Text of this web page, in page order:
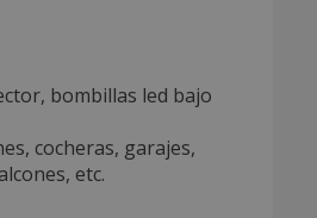
bombillas led bajo
cocheras, garajes,
etc.